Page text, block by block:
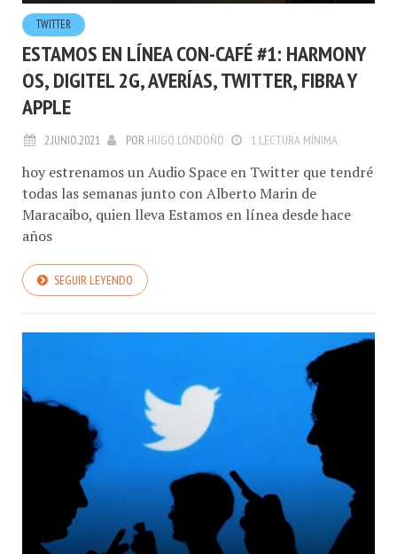
TWITTER
ESTAMOS EN LÍNEA CON-CAFÉ #1: HARMONY
OS, DIGITEL 2G, AVERÍAS, TWITTER, FIBRA Y
APPLE
2.JUNIO.2021 POR HUGO LONDOÑO 1 LECTURA MÍNIMA
hoy estrenamos un Audio Space en Twitter que tendré
todas las semanas junto con Alberto Marin de
Maracaibo, quien lleva Estamos en línea desde hace
años
SEGUIR LEYENDO